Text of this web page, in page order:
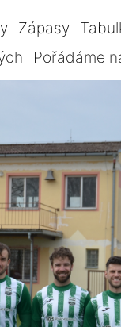
Zápasy
Pořádáme